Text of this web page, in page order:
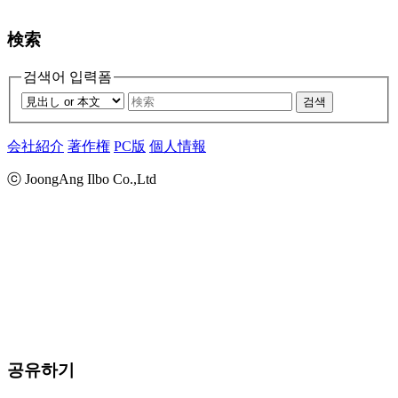
検索
검색어 입력폼
검색
会社紹介 著作権 PC版 個人情報
ⓒ JoongAng Ilbo Co.,Ltd
공유하기